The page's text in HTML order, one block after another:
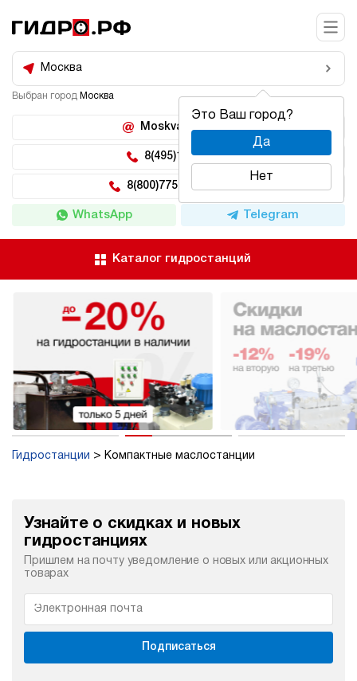
Москва
Это Ваш город?
Да
Нет
Выбран город Москва
Moskva@hidro.ru
8(495)150-04-62
8(800)775-04-62 доб 2
WhatsApp Telegram
Каталог гидростанций
Гидростанции Компактные маслостанции
Узнайте о скидках и новых
гидростанциях
Пришлем на почту уведомление о новых или акционных
товарах
Подписаться